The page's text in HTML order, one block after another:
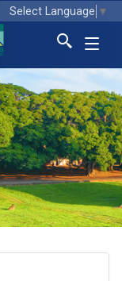
Select Language ▼